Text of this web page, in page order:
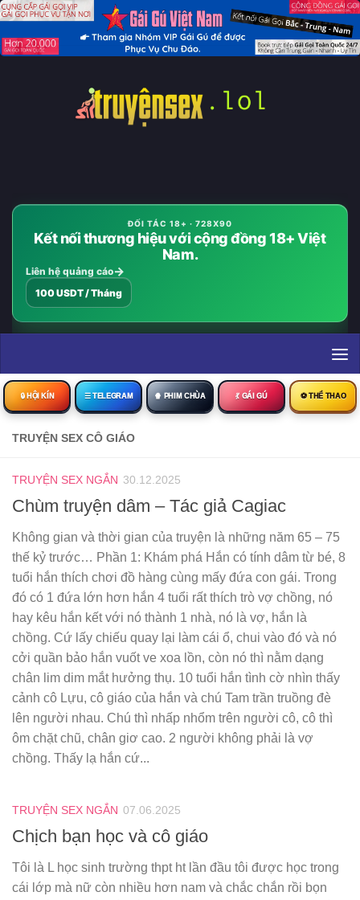
Skip to content
ĐỐI TÁC 18+ · 728X90
Kết nối thương hiệu với cộng đồng 18+ Việt
Nam.
Liên hệ quảng cáo
100 USDT / Tháng
🔒︎ HỘI KÍN ☰ TELEGRAM 🍿 PHIM CHÙA 💃 GÁI GÚ ⚽ THỂ THAO
TRUYỆN SEX CÔ GIÁO
TRUYỆN SEX NGẮN 30.12.2025
Chùm truyện dâm – Tác giả Cagiac
Không gian và thời gian của truyện là những năm 65 – 75
thế kỷ trước… Phần 1: Khám phá Hắn có tính dâm từ bé, 8
tuổi hắn thích chơi đồ hàng cùng mấy đứa con gái. Trong
đó có 1 đứa lớn hơn hắn 4 tuổi rất thích trò vợ chồng, nó
hay kêu hắn kết với nó thành 1 nhà, nó là vợ, hắn là
chồng. Cứ lấy chiếu quay lại làm cái ổ, chui vào đó và nó
cởi quần bảo hắn vuốt ve xoa lồn, còn nó thì nằm dạng
chân lim dim mắt hưởng thụ. 10 tuổi hắn tình cờ nhìn thấy
cảnh cô Lựu, cô giáo của hắn và chú Tam trần truồng đè
lên người nhau. Chú thì nhấp nhổm trên người cô, cô thì
ôm chặt chũ, chân giơ cao. 2 người không phải là vợ
chồng. Thấy lạ hắn cứ...
TRUYỆN SEX NGẮN 07.06.2025
Chịch bạn học và cô giáo
Tôi là L học sinh trường thpt ht lần đầu tôi được học trong
cái lớp mà nữ còn nhiều hơn nam và chắc chắn rồi bọn